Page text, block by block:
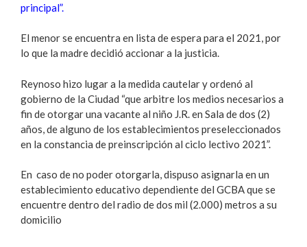
principal”.
El menor se encuentra en lista de espera para el 2021, por
lo que la madre decidió accionar a la justicia.
Reynoso hizo lugar a la medida cautelar y ordenó al
gobierno de la Ciudad “que arbitre los medios necesarios a
fin de otorgar una vacante al niño J.R. en Sala de dos (2)
años, de alguno de los establecimientos preseleccionados
en la constancia de preinscripción al ciclo lectivo 2021”.
En caso de no poder otorgarla, dispuso asignarla en un
establecimiento educativo dependiente del GCBA que se
encuentre dentro del radio de dos mil (2.000) metros a su
domicilio